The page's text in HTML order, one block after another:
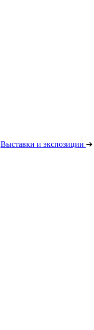
Выставки и экспозиции ➔